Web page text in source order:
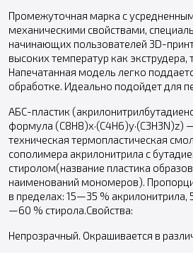
Промежуточная марка с
механическими свойствами,
начинающих пользователей 3D-
высоких температур как экструдера,
Напечатанная модель легко
обработке. Идеально подойдет для
АБС-пластик
формула (C8H8)x·(C4H6)y·(C3H3N)z)
техническая термопластическая
сополимера акрилонитрила с
стиролом(название пластика
наименований мономеров).
в пределах: 15—35 %
—60 % стирола.Свойства:
Непрозрачный. Окрашивается в